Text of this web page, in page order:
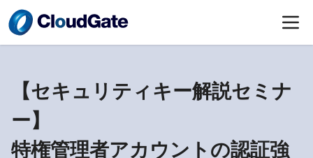
【セキュリティキー解説セミナ
ー】
特権管理者アカウントの認証強